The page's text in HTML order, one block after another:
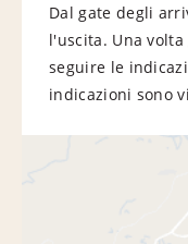
Dal gate degli
l'uscita. Una
seguire le
indicazioni sono